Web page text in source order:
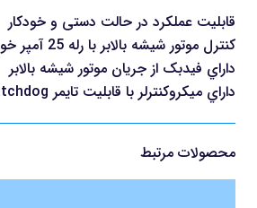
قابلیت عملکرد در حالت دستی و خودکار
کنترل موتور شیشه بالابر با رله 25 آمپر خودرویی
داراي فیدبک از جریان موتور شیشه بالابر
داراي میکروکنترلر با قابلیت تایمر watchdog
محصولات مرتبط